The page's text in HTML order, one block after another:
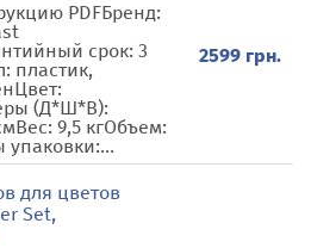
PDFБренд:
срок: 3
пластик,
(Д*Ш*В):
9,5 кгОбъем:
упаковки:...
2599 грн.
для цветов
Set,